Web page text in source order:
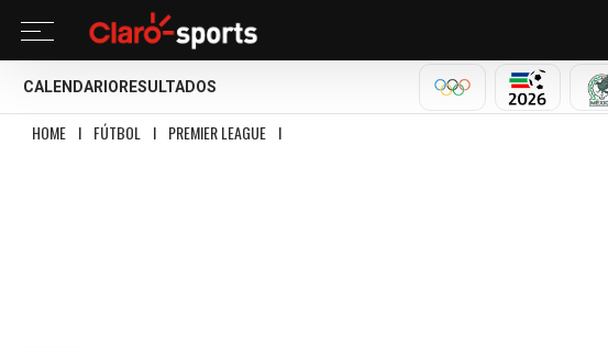
CALENDARIO RESULTADOS
OLÍMPICOSMUNDIAL
HOME I FÚTBOL I PREMIER LEAGUE I